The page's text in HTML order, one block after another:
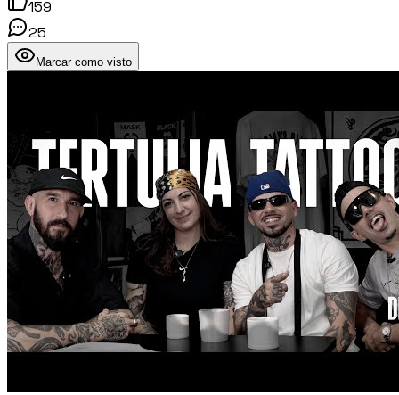
159
25
Marcar como visto